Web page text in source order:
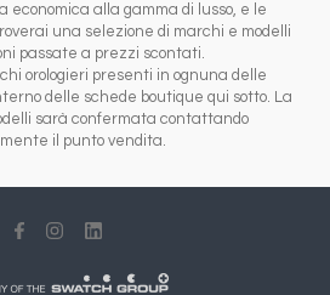
economica alla gamma di lusso, e le
una selezione di marchi e modelli
passate a prezzi scontati.
orologieri presenti in ognuna delle
delle schede boutique qui sotto. La
sarà confermata contattando
il punto vendita.